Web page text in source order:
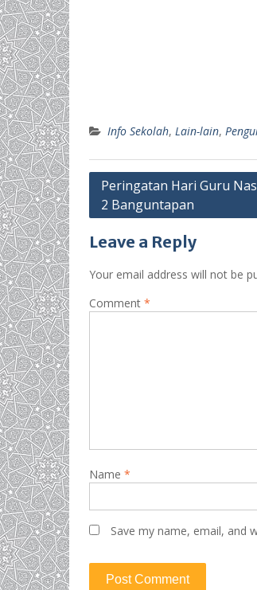
Info Sekolah, Lain-lain,
Post
navigation
Peringatan Hari Guru
2 Banguntapan
Leave a Reply
Your email address will not be
Comment *
Name *
Save my name, email, and